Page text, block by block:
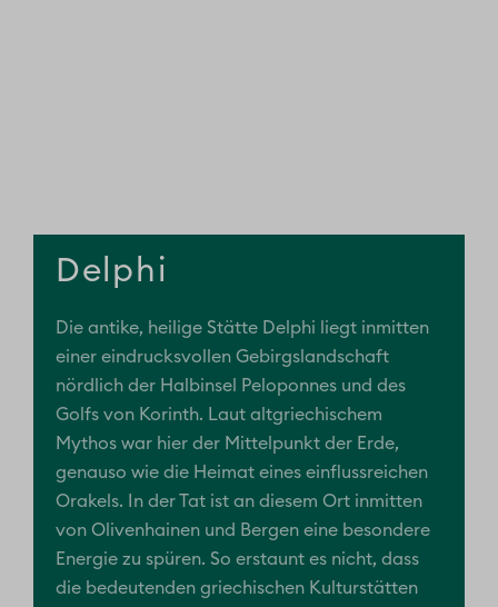
Delphi
Die antike, heilige Stätte Delphi liegt inmitten
einer eindrucksvollen Gebirgslandschaft
nördlich der Halbinsel Peloponnes und des
Golfs von Korinth. Laut altgriechischem
Mythos war hier der Mittelpunkt der Erde,
genauso wie die Heimat eines einflussreichen
Orakels. In der Tat ist an diesem Ort inmitten
von Olivenhainen und Bergen eine besondere
Energie zu spüren. So erstaunt es nicht, dass
die bedeutenden griechischen Kulturstätten